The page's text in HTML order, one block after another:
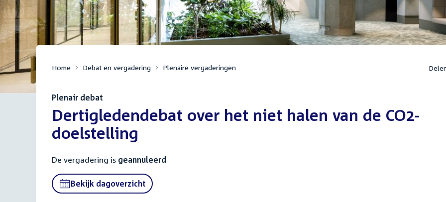
Home Debat en vergadering Plenaire vergaderingen
Plenair debat
:Dertigledendebat over het niet halen van de CO2-
doelstelling
De vergadering is geannuleerd
Bekijk dagoverzicht